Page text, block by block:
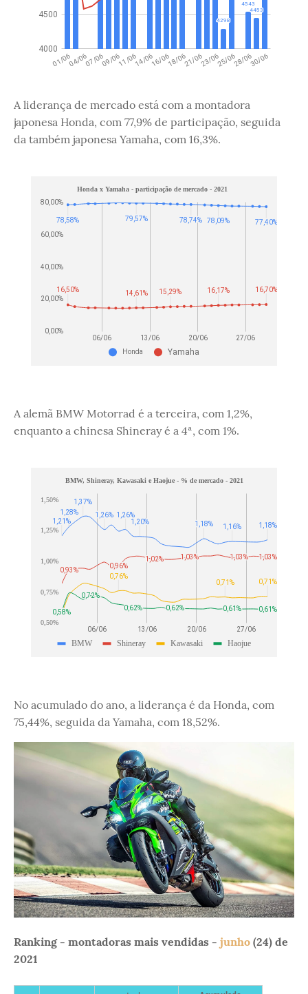
A liderança de mercado está com a montadora
japonesa Honda, com 77,9% de participação, seguida
da também japonesa Yamaha, com 16,3%.
A alemã BMW Motorrad é a terceira, com 1,2%,
enquanto a chinesa Shineray é a 4ª, com 1%.
No acumulado do ano, a liderança é da Honda, com
75,44%, seguida da Yamaha, com 18,52%.
Ranking - montadoras mais vendidas - junho (24) de
2021